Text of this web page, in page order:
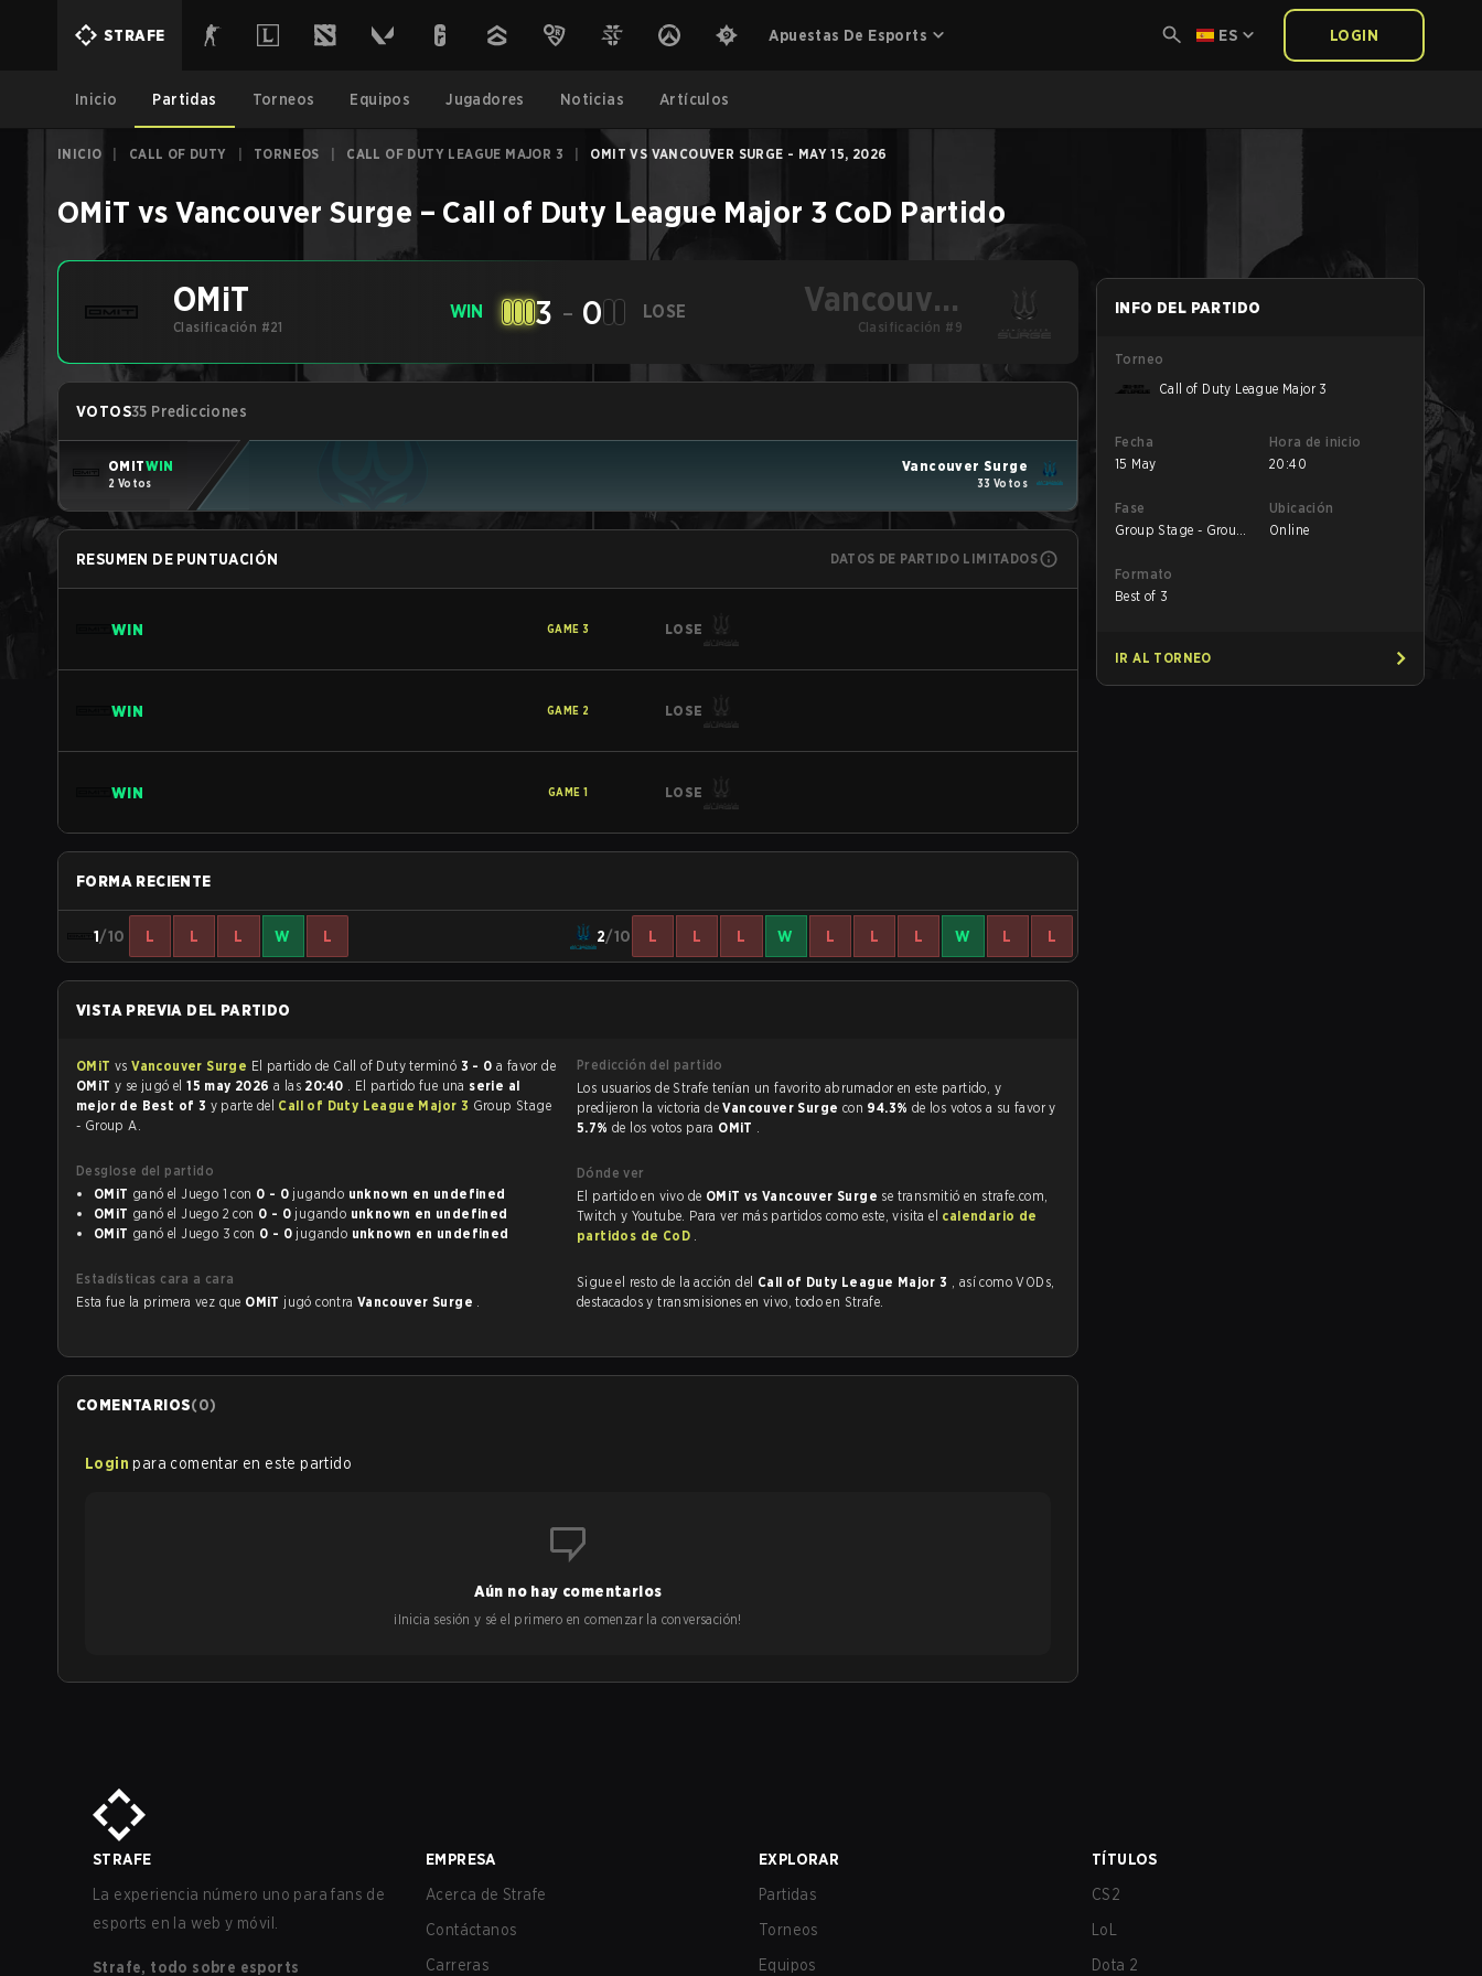
STRAFE Apuestas De Esports ES LOGIN
Inicio Partidas Torneos Equipos Jugadores Noticias Artículos
INICIO CALL OF DUTY TORNEOS CALL OF DUTY LEAGUE MAJOR 3 OMIT VS VANCOUVER SURGE - MAY 15, 2026
OMiT vs Vancouver Surge – Call of Duty League Major 3 CoD Partido
OMiT
Clasificación #21
WIN 3 - 0 LOSE
Vancouver
Surge
Clasificación #9
VOTOS35 Predicciones
OMiTWIN
2 Votos
Vancouver Surge
33 Votos
RESUMEN DE PUNTUACIÓN DATOS DE PARTIDO LIMITADOS
WIN GAME 3 LOSE
WIN GAME 2 LOSE
WIN GAME 1 LOSE
FORMA RECIENTE
1/10 L L L W L 2/10 L L L W L L L W L L
VISTA PREVIA DEL PARTIDO
OMiT vsVancouver Surge El partido de Call of Duty terminó 3 - 0 a favor de
OMiT y se jugó el15 may 2026 a las 20:40 . El partido fue una serie al
mejor de Best of 3 y parte del Call of Duty League Major 3 Group Stage
- Group A.
Desglose del partido
OMiT
ganó el Juego 1 con 0 - 0 jugando
unknown en undefined
OMiT
ganó el Juego 2 con 0 - 0 jugando
unknown en undefined
OMiT
ganó el Juego 3 con 0 - 0 jugando unknown en undefined
Estadísticas cara a cara
Esta fue la primera vez que OMiT jugó contra Vancouver Surge .
Predicción del partido
Los usuarios de Strafe tenían un favorito abrumador en este partido, y
predijeron la victoria deVancouver Surge con 94.3% de los votos a su favor y
5.7% de los votos para OMiT .
Dónde ver
El partido en vivo de OMiT vs Vancouver Surge se transmitió en strafe.com,
Twitch y Youtube. Para ver más partidos como este, visita el calendario de
partidos de CoD .
Sigue el resto de la acción del Call of Duty League Major 3 , así como VODs,
destacados y transmisiones en vivo, todo en Strafe.
COMENTARIOS(0)
Login para comentar en este partido
Aún no hay comentarios
¡Inicia sesión y sé el primero en comenzar la conversación!
INFO DEL PARTIDO
Torneo
Call of Duty League Major 3
Fecha
15 May
Hora de inicio
20:40
Fase
Group Stage - Group
Ubicación
Online
Formato
Best of 3
IR AL TORNEO
STRAFE
La experiencia número uno para fans de
esports en la web y móvil.
Strafe, todo sobre esports
EMPRESA
Acerca de Strafe
Contáctanos
Carreras
EXPLORAR
Partidas
Torneos
Equipos
TÍTULOS
CS2
LoL
Dota 2